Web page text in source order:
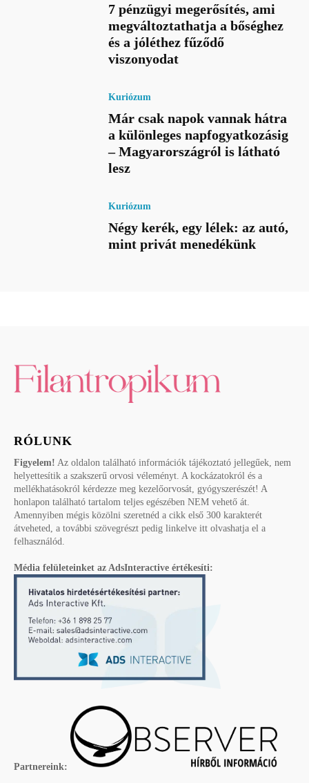
7 pénzügyi megerősítés, ami
megváltoztathatja a bőséghez
és a jóléthez fűződő
viszonyodat
Kuriózum
Már csak napok vannak hátra
a különleges napfogyatkozásig
– Magyarországról is látható
lesz
Kuriózum
Négy kerék, egy lélek: az autó,
mint privát menedékünk
RÓLUNK
Figyelem! Az oldalon található információk tájékoztató jellegűek, nem
helyettesítik a szakszerű orvosi véleményt. A kockázatokról és a
mellékhatásokról kérdezze meg kezelőorvosát, gyógyszerészét! A
honlapon található tartalom teljes egészében NEM vehető át.
Amennyiben mégis közölni szeretnéd a cikk első 300 karakterét
átveheted, a további szövegrészt pedig linkelve itt olvashatja el a
felhasználód.
Média felületeinket az AdsInteractive értékesíti:
Partnereink: